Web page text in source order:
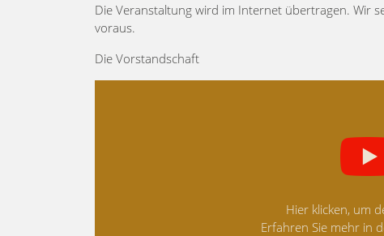
Die Veranstaltung wird im Internet übertragen. Wir
voraus.
Die Vorstandschaft
Hier klicken, um
Erfahren Sie mehr in